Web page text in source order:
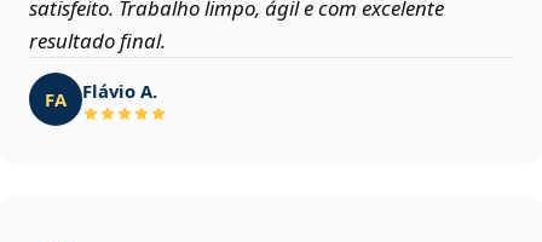
satisfeito. Trabalho limpo, ágil e com excelente
resultado final.
FA Flávio A.